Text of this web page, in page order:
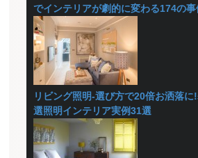
でインテリアが劇的に変わる174の
リビング照明-選び方で20倍お洒落に
選照明インテリア実例31選